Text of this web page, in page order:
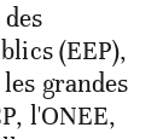
(EEP),
grandes
l'ONEE,